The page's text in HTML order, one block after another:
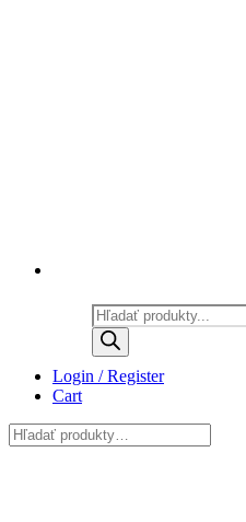
Products
search
Login / Register
Cart